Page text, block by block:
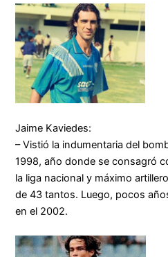
Jaime Kaviedes:
– Vistió la indumentaria del
1998, año donde se consagró
la liga nacional y máximo
de 43 tantos. Luego, pocos
en el 2002.